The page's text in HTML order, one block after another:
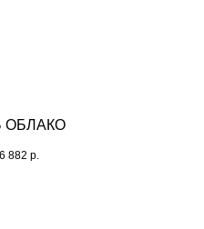
ОБЛАКО
882 р.